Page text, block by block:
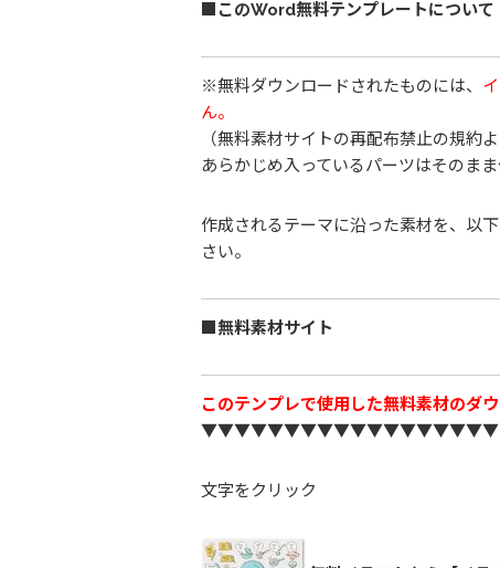
■このWord無料テンプレートについて
※無料ダウンロードされたものには、
ん。
（無料素材サイトの再配布禁止の規約よ
あらかじめ入っているパーツはそのまま
作成されるテーマに沿った素材を、以
さい。
■無料素材サイト
このテンプレで使用した無料素材のダ
▼▼▼▼▼▼▼▼▼▼▼▼▼▼▼▼▼▼
文字をクリック